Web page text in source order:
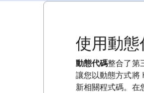
使用動
動態代碼整合了第
讓您以動態方式將
新相關程式碼。在